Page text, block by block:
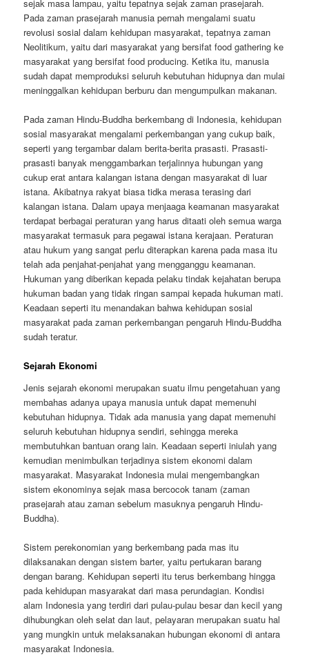
sejak masa lampau, yaitu tepatnya sejak zaman prasejarah.
Pada zaman prasejarah manusia pernah mengalami suatu
revolusi sosial dalam kehidupan masyarakat, tepatnya zaman
Neolitikum, yaitu dari masyarakat yang bersifat food gathering ke
masyarakat yang bersifat food producing. Ketika itu, manusia
sudah dapat memproduksi seluruh kebutuhan hidupnya dan mulai
meninggalkan kehidupan berburu dan mengumpulkan makanan.
Pada zaman Hindu-Buddha berkembang di Indonesia, kehidupan
sosial masyarakat mengalami perkembangan yang cukup baik,
seperti yang tergambar dalam berita-berita prasasti. Prasasti-
prasasti banyak menggambarkan terjalinnya hubungan yang
cukup erat antara kalangan istana dengan masyarakat di luar
istana. Akibatnya rakyat biasa tidka merasa terasing dari
kalangan istana. Dalam upaya menjaaga keamanan masyarakat
terdapat berbagai peraturan yang harus ditaati oleh semua warga
masyarakat termasuk para pegawai istana kerajaan. Peraturan
atau hukum yang sangat perlu diterapkan karena pada masa itu
telah ada penjahat-penjahat yang mengganggu keamanan.
Hukuman yang diberikan kepada pelaku tindak kejahatan berupa
hukuman badan yang tidak ringan sampai kepada hukuman mati.
Keadaan seperti itu menandakan bahwa kehidupan sosial
masyarakat pada zaman perkembangan pengaruh Hindu-Buddha
sudah teratur.
Sejarah Ekonomi
Jenis sejarah ekonomi merupakan suatu ilmu pengetahuan yang
membahas adanya upaya manusia untuk dapat memenuhi
kebutuhan hidupnya. Tidak ada manusia yang dapat memenuhi
seluruh kebutuhan hidupnya sendiri, sehingga mereka
membutuhkan bantuan orang lain. Keadaan seperti iniulah yang
kemudian menimbulkan terjadinya sistem ekonomi dalam
masyarakat. Masyarakat Indonesia mulai mengembangkan
sistem ekonominya sejak masa bercocok tanam (zaman
prasejarah atau zaman sebelum masuknya pengaruh Hindu-
Buddha).
Sistem perekonomian yang berkembang pada mas itu
dilaksanakan dengan sistem barter, yaitu pertukaran barang
dengan barang. Kehidupan seperti itu terus berkembang hingga
pada kehidupan masyarakat dari masa perundagian. Kondisi
alam Indonesia yang terdiri dari pulau-pulau besar dan kecil yang
dihubungkan oleh selat dan laut, pelayaran merupakan suatu hal
yang mungkin untuk melaksanakan hubungan ekonomi di antara
masyarakat Indonesia.